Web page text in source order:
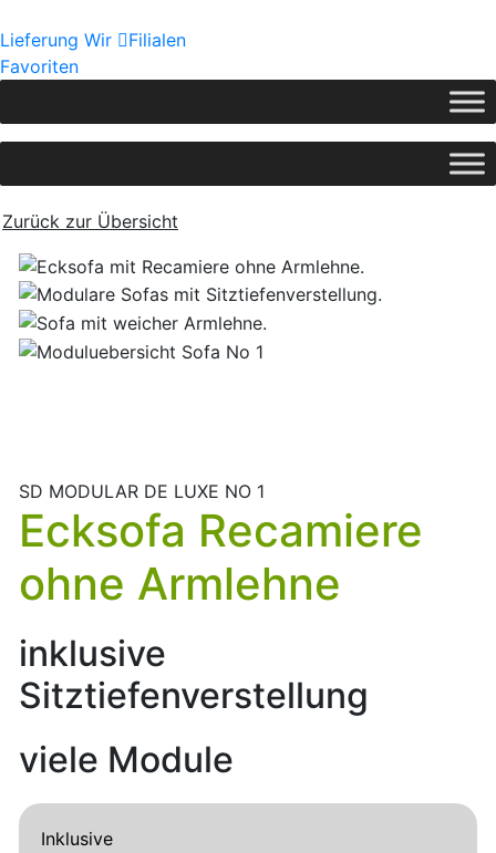
Lieferung Wir
Filialen
Favoriten
Zurück zur Übersicht
SD MODULAR DE LUXE NO 1
Ecksofa Recamiere
ohne Armlehne
inklusive
Sitztiefenverstellung
viele Module
Inklusive